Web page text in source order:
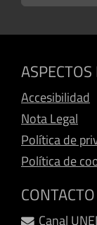
Accesibilidad
Nota Legal
Política de
Política de
CONTACTO
Canal